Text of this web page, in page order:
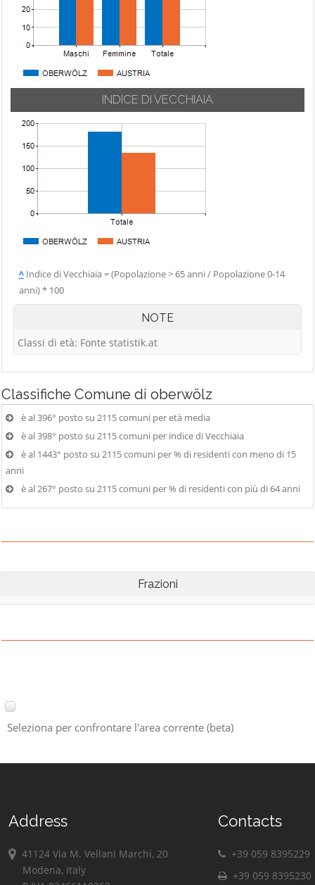
INDICE DI VECCHIAIA
^ Indice di Vecchiaia = (Popolazione > 65 anni / Popolazione 0-14
anni) * 100
NOTE
Classi di età: Fonte statistik.at
Classifiche Comune di oberwölz
è al 396° posto su 2115 comuni per età media
è al 398° posto su 2115 comuni per indice di Vecchiaia
è al 1443° posto su 2115 comuni per % di residenti con meno di 15
anni
è al 267° posto su 2115 comuni per % di residenti con più di 64 anni
Frazioni
Seleziona per confrontare l'area corrente (beta)
Address
41124 Via M. Vellani Marchi, 20
Modena, Italy
Contacts
+39 059 8395229
+39 059 8395230